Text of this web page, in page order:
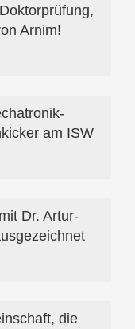
Arnim!
am ISW
Dr. Artur-
die